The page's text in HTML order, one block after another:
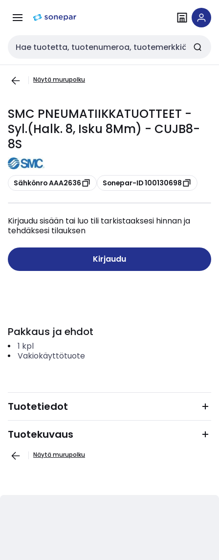
navigointiinsisältöön
Haku
Näytä murupolku
SMC PNEUMATIIKKATUOTTEET -
Syl.(Halk. 8, Isku 8Mm) - CUJB8-
8S
Kopioi
Sähkönro AAA2636 Kopioi
Sonepar-ID 100130698
Kirjaudu sisään tai luo tili tarkistaaksesi hinnan ja
tehdäksesi tilauksen
Kirjaudu
Pakkaus ja ehdot
1 kpl
Vakiokäyttötuote
Tuotetiedot
Tuotekuvaus
Näytä murupolku